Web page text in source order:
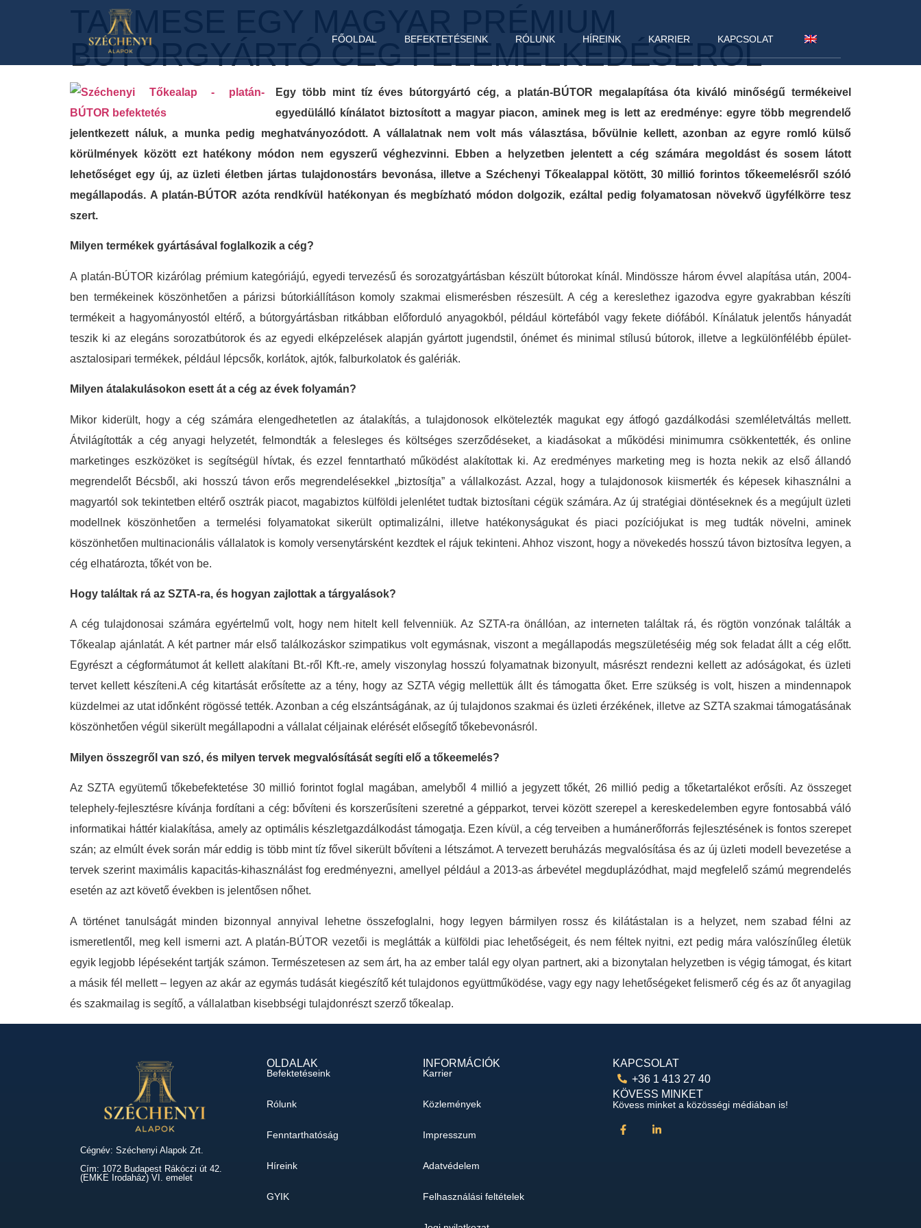
FŐOLDAL BEFEKTETÉSEINK RÓLUNK HÍREINK KARRIER KAPCSOLAT
TANMESE EGY MAGYAR PRÉMIUM
BÚTORGYÁRTÓ CÉG FELEMELKEDÉSÉRŐL
Egy több mint tíz éves bútorgyártó cég, a platán-BÚTOR megalapítása óta kiváló minőségű termékeivel
egyedülálló kínálatot biztosított a magyar piacon, aminek meg is lett az eredménye: egyre több megrendelő
jelentkezett náluk, a munka pedig meghatványozódott. A vállalatnak nem volt más választása, bővülnie kellett, azonban az egyre romló külső
körülmények között ezt hatékony módon nem egyszerű véghezvinni. Ebben a helyzetben jelentett a cég számára megoldást és sosem látott
lehetőséget egy új, az üzleti életben jártas tulajdonostárs bevonása, illetve a Széchenyi Tőkealappal kötött, 30 millió forintos tőkeemelésről szóló
megállapodás. A platán-BÚTOR azóta rendkívül hatékonyan és megbízható módon dolgozik, ezáltal pedig folyamatosan növekvő ügyfélkörre tesz
szert.
Milyen termékek gyártásával foglalkozik a cég?
A platán-BÚTOR kizárólag prémium kategóriájú, egyedi tervezésű és sorozatgyártásban készült bútorokat kínál. Mindössze három évvel alapítása után, 2004-
ben termékeinek köszönhetően a párizsi bútorkiállításon komoly szakmai elismerésben részesült. A cég a kereslethez igazodva egyre gyakrabban készíti
termékeit a hagyományostól eltérő, a bútorgyártásban ritkábban előforduló anyagokból, például körtefából vagy fekete diófából. Kínálatuk jelentős hányadát
teszik ki az elegáns sorozatbútorok és az egyedi elképzelések alapján gyártott jugendstil, ónémet és minimal stílusú bútorok, illetve a legkülönfélébb épület-
asztalosipari termékek, például lépcsők, korlátok, ajtók, falburkolatok és galériák.
Milyen átalakulásokon esett át a cég az évek folyamán?
Mikor kiderült, hogy a cég számára elengedhetetlen az átalakítás, a tulajdonosok elkötelezték magukat egy átfogó gazdálkodási szemléletváltás mellett.
Átvilágították a cég anyagi helyzetét, felmondták a felesleges és költséges szerződéseket, a kiadásokat a működési minimumra csökkentették, és online
marketinges eszközöket is segítségül hívtak, és ezzel fenntartható működést alakítottak ki. Az eredményes marketing meg is hozta nekik az első állandó
megrendelőt Bécsből, aki hosszú távon erős megrendelésekkel „biztosítja” a vállalkozást. Azzal, hogy a tulajdonosok kiismerték és képesek kihasználni a
magyartól sok tekintetben eltérő osztrák piacot, magabiztos külföldi jelenlétet tudtak biztosítani cégük számára. Az új stratégiai döntéseknek és a megújult üzleti
modellnek köszönhetően a termelési folyamatokat sikerült optimalizálni, illetve hatékonyságukat és piaci pozíciójukat is meg tudták növelni, aminek
köszönhetően multinacionális vállalatok is komoly versenytársként kezdtek el rájuk tekinteni. Ahhoz viszont, hogy a növekedés hosszú távon biztosítva legyen, a
cég elhatározta, tőkét von be.
Hogy találtak rá az SZTA-ra, és hogyan zajlottak a tárgyalások?
A cég tulajdonosai számára egyértelmű volt, hogy nem hitelt kell felvenniük. Az SZTA-ra önállóan, az interneten találtak rá, és rögtön vonzónak találták a
Tőkealap ajánlatát. A két partner már első találkozáskor szimpatikus volt egymásnak, viszont a megállapodás megszületéséig még sok feladat állt a cég előtt.
Egyrészt a cégformátumot át kellett alakítani Bt.-ről Kft.-re, amely viszonylag hosszú folyamatnak bizonyult, másrészt rendezni kellett az adóságokat, és üzleti
tervet kellett készíteni.A cég kitartását erősítette az a tény, hogy az SZTA végig mellettük állt és támogatta őket. Erre szükség is volt, hiszen a mindennapok
küzdelmei az utat időnként rögössé tették. Azonban a cég elszántságának, az új tulajdonos szakmai és üzleti érzékének, illetve az SZTA szakmai támogatásának
köszönhetően végül sikerült megállapodni a vállalat céljainak elérését elősegítő tőkebevonásról.
Milyen összegről van szó, és milyen tervek megvalósítását segíti elő a tőkeemelés?
Az SZTA együtemű tőkebefektetése 30 millió forintot foglal magában, amelyből 4 millió a jegyzett tőkét, 26 millió pedig a tőketartalékot erősíti. Az összeget
telephely-fejlesztésre kívánja fordítani a cég: bővíteni és korszerűsíteni szeretné a gépparkot, tervei között szerepel a kereskedelemben egyre fontosabbá váló
informatikai háttér kialakítása, amely az optimális készletgazdálkodást támogatja. Ezen kívül, a cég terveiben a humánerőforrás fejlesztésének is fontos szerepet
szán; az elmúlt évek során már eddig is több mint tíz fővel sikerült bővíteni a létszámot. A tervezett beruházás megvalósítása és az új üzleti modell bevezetése a
tervek szerint maximális kapacitás-kihasználást fog eredményezni, amellyel például a 2013-as árbevétel megduplázódhat, majd megfelelő számú megrendelés
esetén az azt követő években is jelentősen nőhet.
A történet tanulságát minden bizonnyal annyival lehetne összefoglalni, hogy legyen bármilyen rossz és kilátástalan is a helyzet, nem szabad félni az
ismeretlentől, meg kell ismerni azt. A platán-BÚTOR vezetői is meglátták a külföldi piac lehetőségeit, és nem féltek nyitni, ezt pedig mára valószínűleg életük
egyik legjobb lépéseként tartják számon. Természetesen az sem árt, ha az ember talál egy olyan partnert, aki a bizonytalan helyzetben is végig támogat, és kitart
a másik fél mellett – legyen az akár az egymás tudását kiegészítő két tulajdonos együttműködése, vagy egy nagy lehetőségeket felismerő cég és az őt anyagilag
és szakmailag is segítő, a vállalatban kisebbségi tulajdonrészt szerző tőkealap.
Cégnév: Széchenyi Alapok Zrt.
Cím: 1072 Budapest Rákóczi út 42.
(EMKE Irodaház) VI. emelet
OLDALAK
Befektetéseink
Rólunk
Fenntarthatóság
Híreink
GYIK
INFORMÁCIÓK
Karrier
Közlemények
Impresszum
Adatvédelem
Felhasználási feltételek
KAPCSOLAT
+36 1 413 27 40
KÖVESS MINKET
Kövess minket a közösségi médiában is!